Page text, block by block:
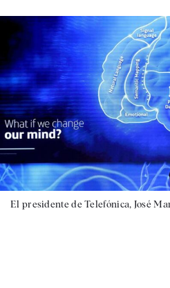
El presidente de Telefónica, José